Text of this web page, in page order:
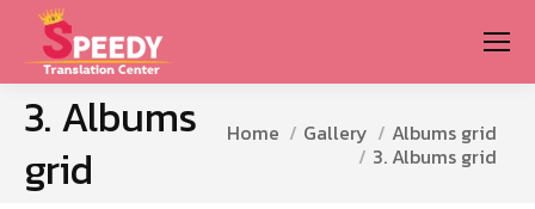
3. Albums
grid
You are here:
Home Gallery
Albums grid
3. Albums grid